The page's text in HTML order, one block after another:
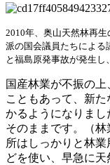
2010年、奥山天然林再
派の国会議員たちによる
と福島原発事故が発生し
国産林業が不振の
こともあって、新
かるようになりま
そのままです。（
所はしっかりと林
どを使い、早急に